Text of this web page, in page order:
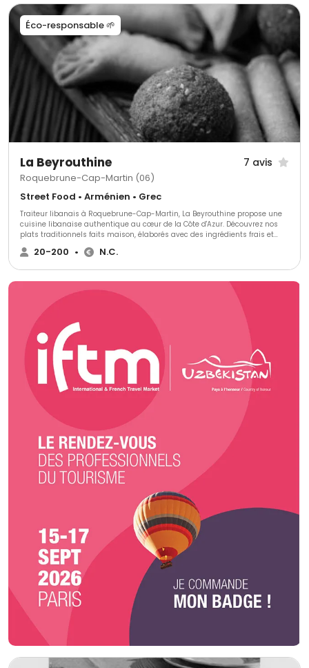
Éco-responsable 🌱
La Beyrouthine 7 avis
Roquebrune-Cap-Martin (06)
Street Food • Arménien • Grec
Traiteur libanais à Roquebrune-Cap-Martin, La Beyrouthine propose une
cuisine libanaise authentique au cœur de la Côte d'Azur. Découvrez nos
plats traditionnels faits maison, élaborés avec des ingrédients frais et
respectant les recettes familiales. Idéal pour événements privés,
professionnels ou repas à emporter, notre service offre une expérience
20-200 • N.C.